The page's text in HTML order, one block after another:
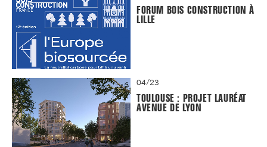
FORUM BOIS CONSTRUCTION À
LILLE
04/23
TOULOUSE : PROJET LAURÉAT
AVENUE DE LYON